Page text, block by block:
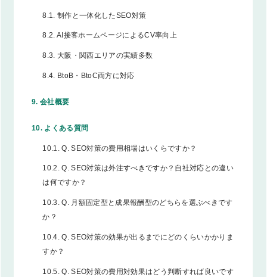
8.1. 制作と一体化したSEO対策
8.2. AI接客ホームページによるCV率向上
8.3. 大阪・関西エリアの実績多数
8.4. BtoB・BtoC両方に対応
9. 会社概要
10.よくある質問
10.1. Q. SEO対策の費用相場はいくらですか？
10.2. Q. SEO対策は外注すべきですか？自社対応との違い
は何ですか？
10.3. Q. 月額固定型と成果報酬型のどちらを選ぶべきです
か？
10.4. Q. SEO対策の効果が出るまでにどのくらいかかりま
すか？
10.5. Q. SEO対策の費用対効果はどう判断すれば良いです